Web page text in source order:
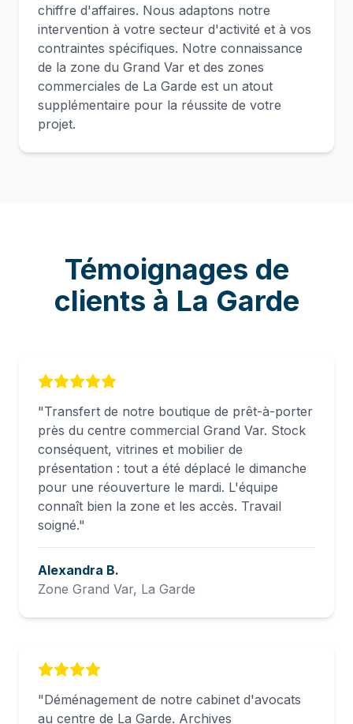
chiffre d'affaires. Nous adaptons notre
intervention à votre secteur d'activité et à vos
contraintes spécifiques. Notre connaissance
de la zone du Grand Var et des zones
commerciales de La Garde est un atout
supplémentaire pour la réussite de votre
projet.
Témoignages de
clients à La Garde
"Transfert de notre boutique de prêt-à-porter
près du centre commercial Grand Var. Stock
conséquent, vitrines et mobilier de
présentation : tout a été déplacé le dimanche
pour une réouverture le mardi. L'équipe
connaît bien la zone et les accès. Travail
soigné."
Alexandra B.
Zone Grand Var, La Garde
"Déménagement de notre cabinet d'avocats
au centre de La Garde. Archives